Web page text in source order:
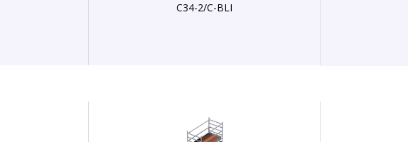
C34-2/C-BLI